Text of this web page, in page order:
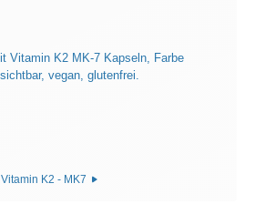
Vitamin K2 - MK7